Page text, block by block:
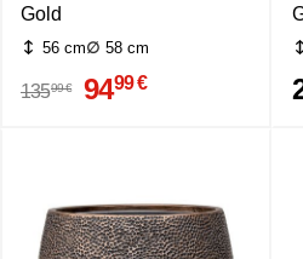
Gold
56 cm 58 cm
13599 € 9499 €